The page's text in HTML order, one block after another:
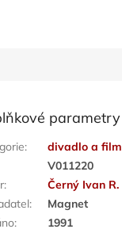
parametry
:
divadlo a film
V011220
:
Černý Ivan R.
:
Magnet
: 1991